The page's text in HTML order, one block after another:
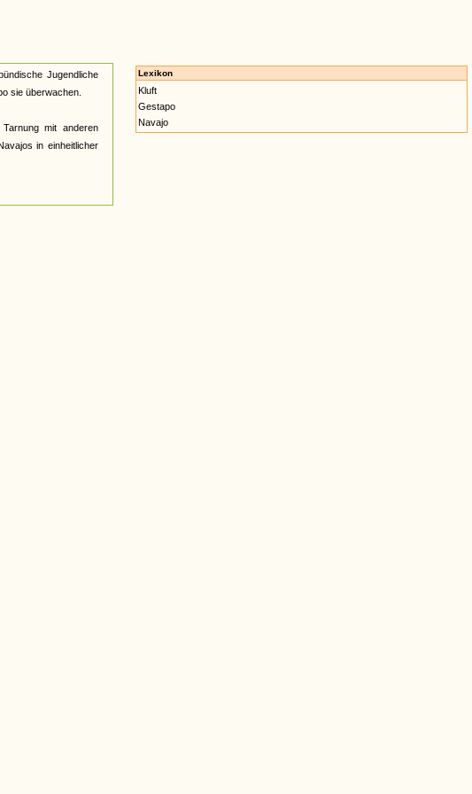
Jugendliche
sie überwachen.
mit anderen
in einheitlicher
Lexikon
Kluft
Gestapo
Navajo